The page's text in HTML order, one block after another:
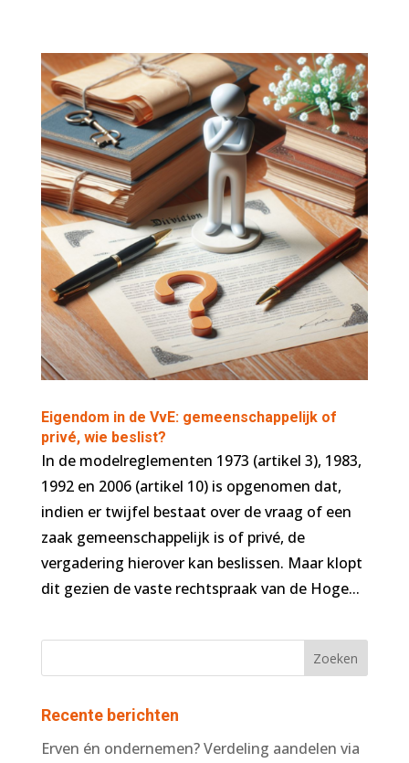
Eigendom in de VvE: gemeenschappelijk of
privé, wie beslist?
In de modelreglementen 1973 (artikel 3), 1983,
1992 en 2006 (artikel 10) is opgenomen dat,
indien er twijfel bestaat over de vraag of een
zaak gemeenschappelijk is of privé, de
vergadering hierover kan beslissen. Maar klopt
dit gezien de vaste rechtspraak van de Hoge...
Recente berichten
Erven én ondernemen? Verdeling aandelen via